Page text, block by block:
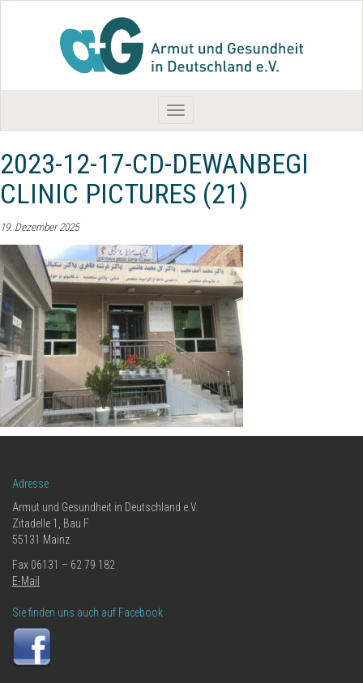
Toggle
navigation
2023-12-17-CD-DEWANBEGI
CLINIC PICTURES (21)
19. Dezember 2025
Adresse
Armut und Gesundheit in Deutschland e.V.
Zitadelle 1, Bau F
55131 Mainz
Fax 06131 – 62 79 182
E-Mail
Sie finden uns auch auf Facebook